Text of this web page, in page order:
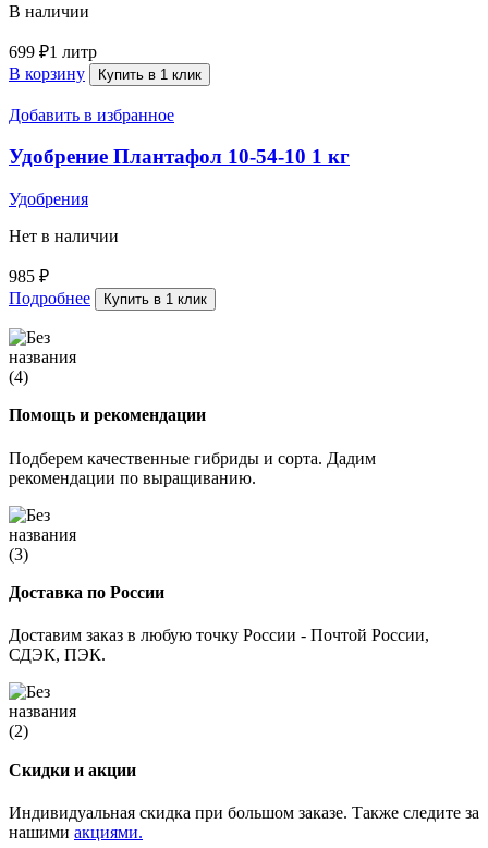
В наличии
699 ₽1 литр
В корзину
Купить в 1 клик
Добавить в избранное
Удобрение Плантафол 10-54-10 1 кг
Удобрения
Нет в наличии
985 ₽
Подробнее
Купить в 1 клик
Помощь и рекомендации
Подберем качественные гибриды и сорта. Дадим
рекомендации по выращиванию.
Доставка по России
Доставим заказ в любую точку России - Почтой России,
СДЭК, ПЭК.
Скидки и акции
Индивидуальная скидка при большом заказе. Также следите за
нашими акциями.